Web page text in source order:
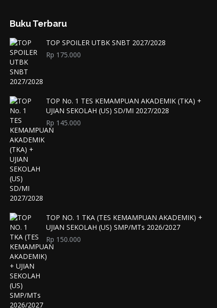
Buku Terbaru
TOP SPOILER UTBK SNBT 2027/2028
Rp 175.000
TOP No. 1 TES KEMAMPUAN AKADEMIK (TKA) +
UJIAN SEKOLAH (US) SD/MI 2027/2028
Rp 145.000
TOP NO. 1 TKA (TES KEMAMPUAN AKADEMIK) +
UJIAN SEKOLAH (US) SMP/MTs 2026/2027
Rp 150.000